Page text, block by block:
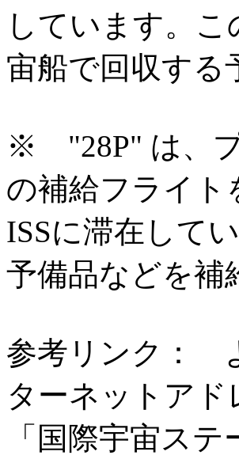
しています。
宙船で回収する
※ "28P" は、プ
の補給フライト
ISSに滞在して
予備品などを補
参考リンク：
ターネットア
「国際宇宙ス